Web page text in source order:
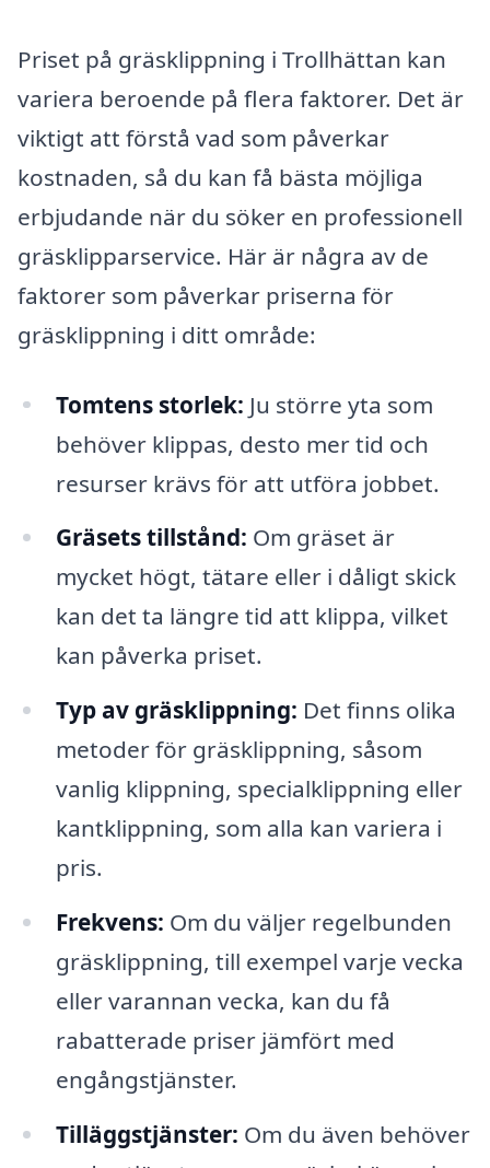
Priset på gräsklippning i Trollhättan kan
variera beroende på flera faktorer. Det är
viktigt att förstå vad som påverkar
kostnaden, så du kan få bästa möjliga
erbjudande när du söker en professionell
gräsklipparservice. Här är några av de
faktorer som påverkar priserna för
gräsklippning i ditt område:
Tomtens storlek: Ju större yta som
behöver klippas, desto mer tid och
resurser krävs för att utföra jobbet.
Gräsets tillstånd: Om gräset är
mycket högt, tätare eller i dåligt skick
kan det ta längre tid att klippa, vilket
kan påverka priset.
Typ av gräsklippning: Det finns olika
metoder för gräsklippning, såsom
vanlig klippning, specialklippning eller
kantklippning, som alla kan variera i
pris.
Frekvens: Om du väljer regelbunden
gräsklippning, till exempel varje vecka
eller varannan vecka, kan du få
rabatterade priser jämfört med
engångstjänster.
Tilläggstjänster: Om du även behöver